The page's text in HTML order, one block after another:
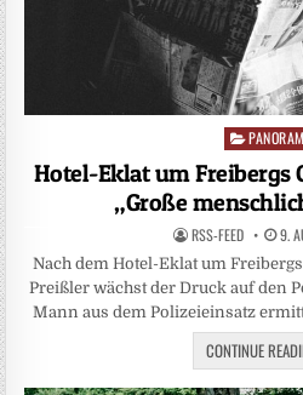
Posted
in
Hotel-Eklat um Freibergs
„Große
RSS-FEED 9.
Nach dem Hotel-Eklat um
Preißler wächst der Druck auf den
Mann aus dem Polizeieinsatz
CONTINUE